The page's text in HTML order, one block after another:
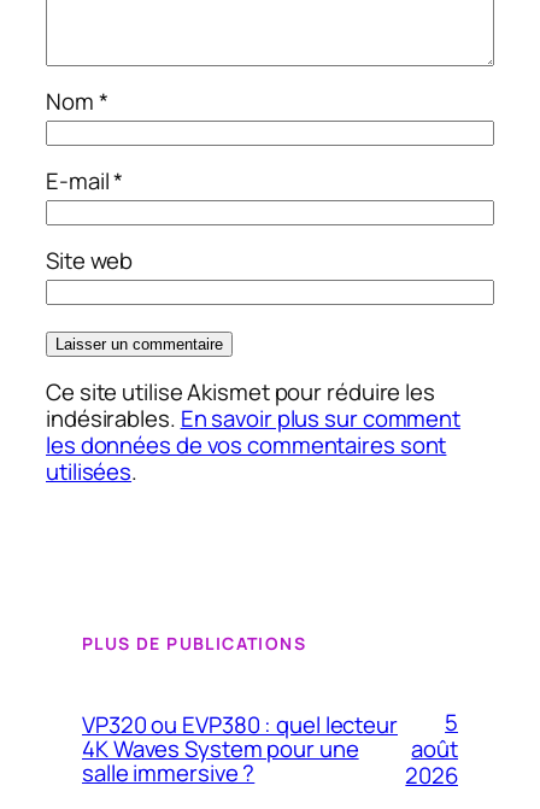
Nom*
E-mail*
Site web
Ce site utilise Akismet pour réduire les
indésirables. En savoir plus sur comment
les données de vos commentaires sont
utilisées.
PLUS DE PUBLICATIONS
VP320 ou EVP380 : quel lecteur
4K Waves System pour une
salle immersive ?
5
août
2026